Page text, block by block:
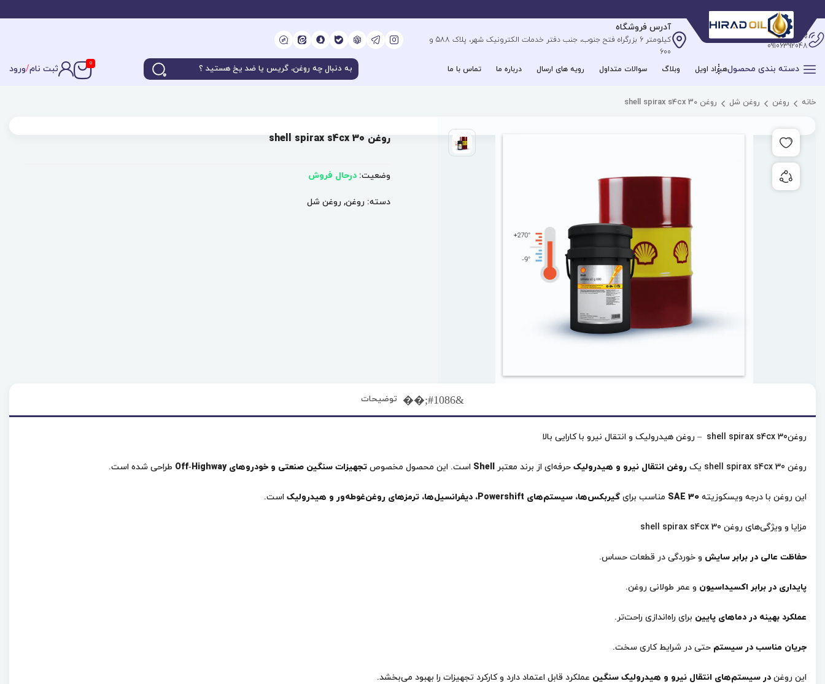
پشتیبانی آنلاین
09106392048
آدرس فروشگاه
کیلومتر 6 بزرگراه فتح جنوب، جنب دفتر خدمات الکترونیک شهر، پلاک 588 و
600
دسته بندی محصولهیراد اویل وبلاگ سوالات متداول رویه های ارسال درباره ما تماس با ما
0 ثبت نام/ورود
خانه روغن روغن شل روغن shell spirax s4cx 30
به اشتراک گذاری محصول
روغن shell spirax s4cx 30
وضعیت: درحال فروش
دسته: روغن, روغن شل
توضیحات
روغنshell spirax s4cx 30 – روغن هیدرولیک و انتقال نیرو با کارایی بالا
روغن shell spirax s4cx 30 یک روغن انتقال نیرو و هیدرولیک حرفه‌ای از برند معتبر Shell است. این محصول مخصوص تجهیزات سنگین صنعتی و خودروهای Off‑Highway طراحی شده است.
این روغن با درجه ویسکوزیته SAE 30 مناسب برای گیربکس‌ها، سیستم‌های Powershift، دیفرانسیل‌ها، ترمزهای روغن‌غوطه‌ور و هیدرولیک است.
مزایا و ویژگی‌های روغن shell spirax s4cx 30
حفاظت عالی در برابر سایش و خوردگی در قطعات حساس.
پایداری در برابر اکسیداسیون و عمر طولانی روغن.
عملکرد بهینه در دماهای پایین برای راه‌اندازی راحت‌تر.
جریان مناسب در سیستم حتی در شرایط کاری سخت.
این روغن در سیستم‌های انتقال نیرو و هیدرولیک سنگین عملکرد قابل اعتماد دارد و کارکرد تجهیزات را بهبود می‌بخشد.